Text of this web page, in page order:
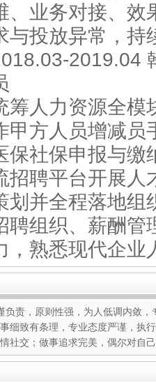
、业务对接、效
与投放异常，持
2019.04
筹人力资源全模
甲方人员增减员
保社保申报与缴
招聘平台开展人
划并全程落地组
聘组织、薪酬管
，熟悉现代企业
负责，原则性强，为人低调内敛
细致有条理，专业态度严谨，执
社交；做事追求完美，偶尔对自